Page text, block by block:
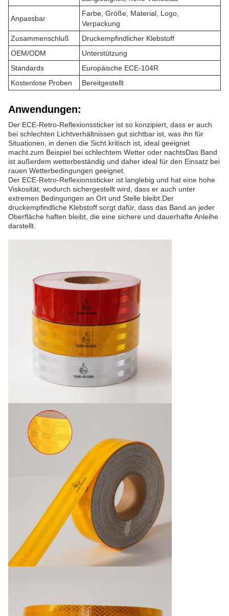
Anpassbar
Farbe, Größe, Material, Logo,
Verpackung
Zusammenschluß
Druckempfindlicher Klebstoff
OEM/ODM
Unterstützung
Standards
Europäische ECE-104R
Kostenlose Proben
Bereitgestellt
Anwendungen:
Der ECE-Retro-Reflexionssticker ist so konzipiert, dass er auch
bei schlechten Lichtverhältnissen gut sichtbar ist, was ihn für
Situationen, in denen die Sicht kritisch ist, ideal geeignet
macht.zum Beispiel bei schlechtem Wetter oder nachtsDas Band
ist außerdem wetterbeständig und daher ideal für den Einsatz bei
rauen Wetterbedingungen geeignet.
Der ECE-Retro-Reflexionssticker ist langlebig und hat eine hohe
Viskosität, wodurch sichergestellt wird, dass er auch unter
extremen Bedingungen an Ort und Stelle bleibt.Der
druckempfindliche Klebstoff sorgt dafür, dass das Band an jeder
Oberfläche haften bleibt, die eine sichere und dauerhafte Anleihe
darstellt.